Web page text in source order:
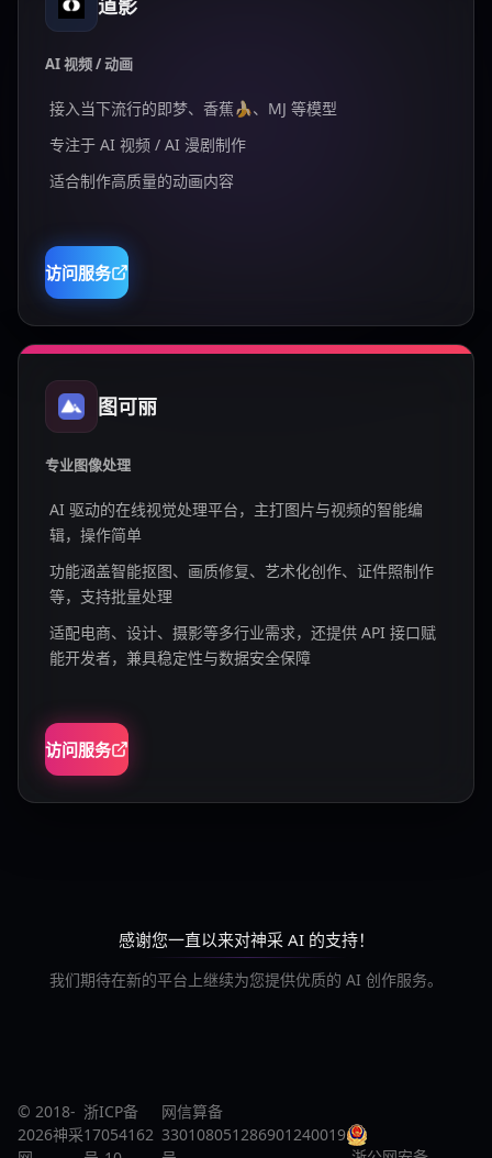
道影
AI 视频 / 动画
接入当下流行的即梦、香蕉🍌、MJ 等模型
专注于 AI 视频 / AI 漫剧制作
适合制作高质量的动画内容
访问服务
图可丽
专业图像处理
AI 驱动的在线视觉处理平台，主打图片与视频的智能编
辑，操作简单
功能涵盖智能抠图、画质修复、艺术化创作、证件照制作
等，支持批量处理
适配电商、设计、摄影等多行业需求，还提供 API 接口赋
能开发者，兼具稳定性与数据安全保障
访问服务
感谢您一直以来对神采 AI 的支持！
我们期待在新的平台上继续为您提供优质的 AI 创作服务。
© 2018-
2026神采
浙ICP备
17054162
网信算备
330108051286901240019